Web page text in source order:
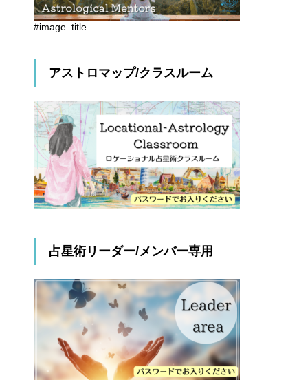
#image_title
アストロマップ/クラスルーム
占星術リーダー/メンバー専用